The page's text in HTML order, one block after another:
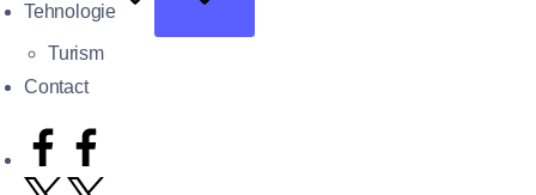
Tehnologie
Turism
Contact